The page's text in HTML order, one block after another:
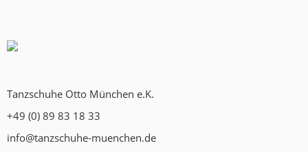
Tanzschuhe Otto München e.K.
+49 (0) 89 83 18 33
info@tanzschuhe-muenchen.de